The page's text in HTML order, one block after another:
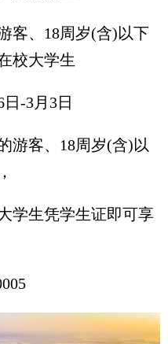
、18周岁(含)以下
校大学生
-3月3日
客、18周岁(含)以
生凭学生证即可享